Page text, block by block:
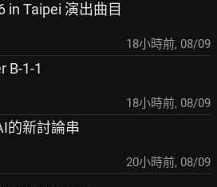
in Taipei 演出曲目
18小時前, 08/09
B-1-1
18小時前, 08/09
的新討論串
20小時前, 08/09